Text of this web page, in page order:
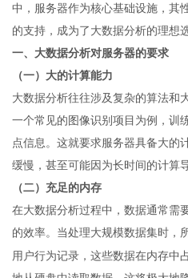
中，服务器作为核心基础设施，其
的支持，成为了大数据分析的理想
一、大数据分析对服务器的要求
（一）大的计算能力
大数据分析往往涉及复杂的算法和
一个常见的图像识别项目为例，训
点信息。这就要求服务器具备大的
缓慢，甚至可能因为长时间的计算
（二）充足的内存
在大数据分析过程中，数据通常需
的效率。当处理大规模数据集时，
用户行为记录，这些数据在内存中